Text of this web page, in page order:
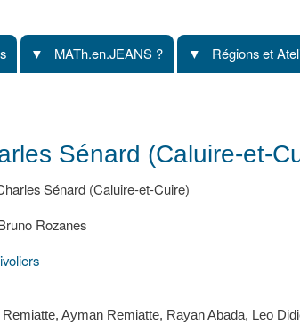
MATh.en.JEANS ? Régions et
Sénard (Caluire-et-
Sénard (Caluire-et-Cuire)
Rozanes
Ayman Remiatte, Rayan Abada, Leo